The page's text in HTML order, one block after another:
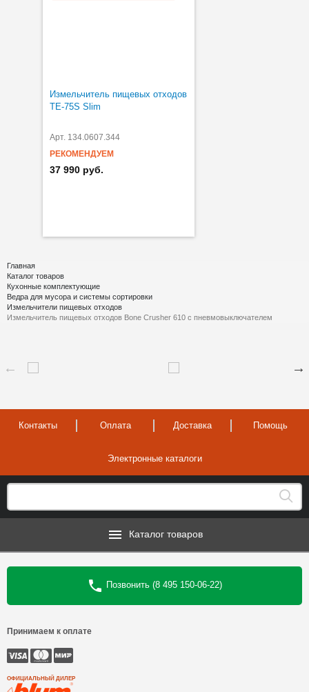
Измельчитель пищевых отходов
TE-75S Slim
Арт. 134.0607.344
РЕКОМЕНДУЕМ
37 990 руб.
Главная
Каталог товаров
Кухонные комплектующие
Ведра для мусора и системы сортировки
Измельчители пищевых отходов
Измельчитель пищевых отходов Bone Crusher 610 с пневмовыключателем
Контакты Оплата Доставка Помощь
Электронные каталоги
Каталог товаров
Позвонить (8 495 150-06-22)
Принимаем к оплате
ОФИЦИАЛЬНЫЙ ДИЛЕР